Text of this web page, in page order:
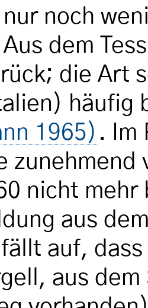
nur noch
dem
die Art
häufig
1965) . Im
nicht
aus
auf,
aus